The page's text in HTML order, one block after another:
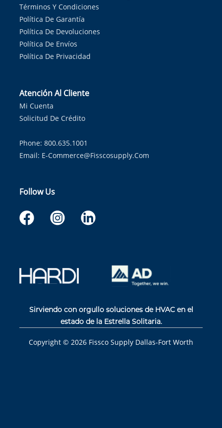
Términos Y Condiciones
Política De Garantía
Política De Devoluciones
Política De Envíos
Política De Privacidad
Atención Al Cliente
Mi Cuenta
Solicitud De Crédito
Phone: 800.635.1001
Email: E-Commerce@fisscosupply.com
Follow Us
Sirviendo con orgullo soluciones de HVAC en el
estado de la Estrella Solitaria.
Copyright © 2026 Fissco Supply Dallas-Fort Worth